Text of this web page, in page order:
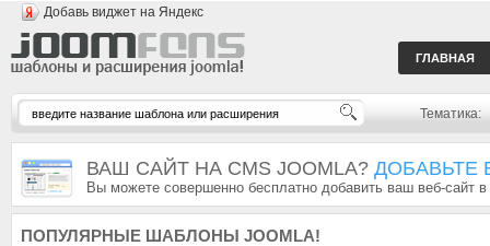
Добавь виджет на Яндекс
ГЛАВНАЯ
Тематика:
ВАШ САЙТ НА CMS JOOMLA? ДОБАВЬТЕ
Вы можете совершенно бесплатно добавить ваш веб-сайт
ПОПУЛЯРНЫЕ ШАБЛОНЫ JOOMLA!